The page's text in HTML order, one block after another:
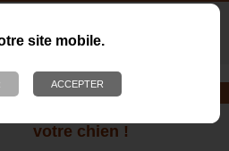
site mobile.
de jeux avec votre chien
!
votre chien !